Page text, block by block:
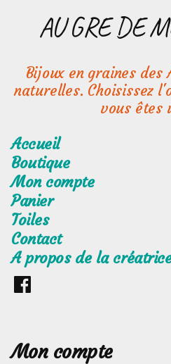
AU GRE DE
Bijoux en graines
naturelles. Choisissez
vous êtes
Accueil
Boutique
Mon compte
Panier
Toiles
Contact
A propos de la
Retrouvez
Facebook
Mon compte